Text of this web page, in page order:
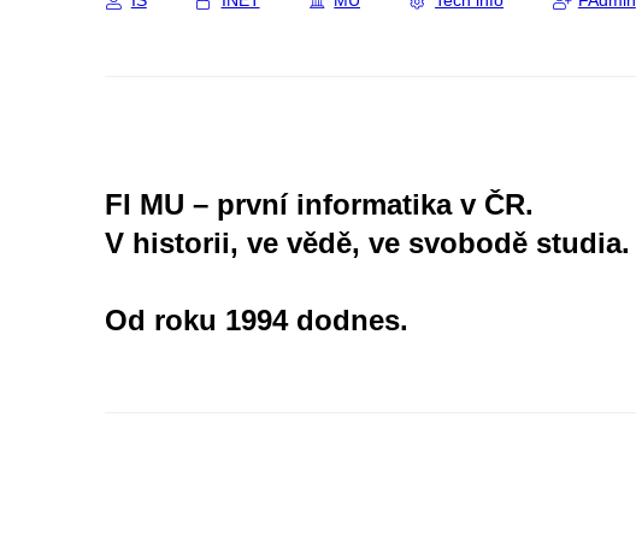
FI MU – první informatika v ČR.
V historii, ve vědě, ve svobodě studia.
Od roku 1994 dodnes.